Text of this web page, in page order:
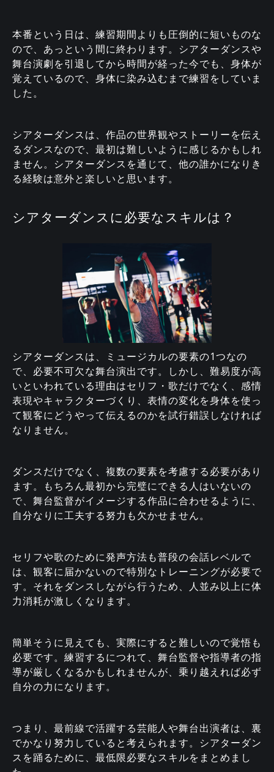
本番という日は、練習期間よりも圧倒的に短いものな
ので、あっという間に終わります。シアターダンスや
舞台演劇を引退してから時間が経った今でも、身体が
覚えているので、身体に染み込むまで練習をしていま
した。
シアターダンスは、作品の世界観やストーリーを伝え
るダンスなので、最初は難しいように感じるかもしれ
ません。シアターダンスを通じて、他の誰かになりき
る経験は意外と楽しいと思います。
シアターダンスに必要なスキルは？
シアターダンスは、ミュージカルの要素の1つなの
で、必要不可欠な舞台演出です。しかし、難易度が高
いといわれている理由はセリフ・歌だけでなく、感情
表現やキャラクターづくり、表情の変化を身体を使っ
て観客にどうやって伝えるのかを試行錯誤しなければ
なりません。
ダンスだけでなく、複数の要素を考慮する必要があり
ます。もちろん最初から完璧にできる人はいないの
で、舞台監督がイメージする作品に合わせるように、
自分なりに工夫する努力も欠かせません。
セリフや歌のために発声方法も普段の会話レベルで
は、観客に届かないので特別なトレーニングが必要で
す。それをダンスしながら行うため、人並み以上に体
力消耗が激しくなります。
簡単そうに見えても、実際にすると難しいので覚悟も
必要です。練習するにつれて、舞台監督や指導者の指
導が厳しくなるかもしれませんが、乗り越えれば必ず
自分の力になります。
つまり、最前線で活躍する芸能人や舞台出演者は、裏
でかなり努力していると考えられます。シアターダン
スを踊るために、最低限必要なスキルをまとめまし